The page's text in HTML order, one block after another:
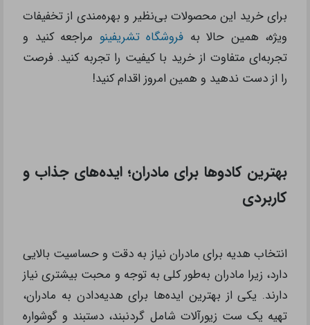
برای خرید این محصولات بی‌نظیر و بهره‌مندی از تخفیفات
ویژه، همین حالا به فروشگاه تشریفینو مراجعه کنید و
تجربه‌ای متفاوت از خرید با کیفیت را تجربه کنید. فرصت
را از دست ندهید و همین امروز اقدام کنید!
بهترین کادوها برای مادران؛ ایده‌های جذاب و
کاربردی
انتخاب هدیه برای مادران نیاز به دقت و حساسیت بالایی
دارد، زیرا مادران به‌طور کلی به توجه و محبت بیشتری نیاز
دارند. یکی از بهترین ایده‌ها برای هدیه‌دادن به مادران،
تهیه یک ست زیورآلات شامل گردنبند، دستبند و گوشواره